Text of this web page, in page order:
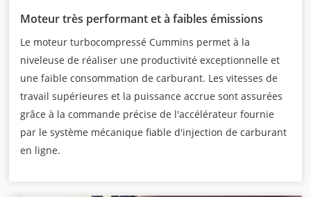
Moteur très performant et à faibles émissions
Le moteur turbocompressé Cummins permet à la
niveleuse de réaliser une productivité exceptionnelle et
une faible consommation de carburant. Les vitesses de
travail supérieures et la puissance accrue sont assurées
grâce à la commande précise de l'accélérateur fournie
par le système mécanique fiable d'injection de carburant
en ligne.